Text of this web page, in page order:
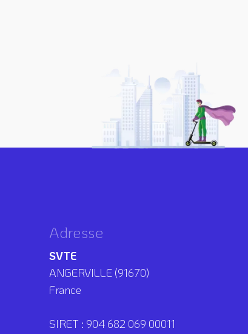
Adresse
SVTE
ANGERVILLE (91670)
France
SIRET : 904 682 069 00011